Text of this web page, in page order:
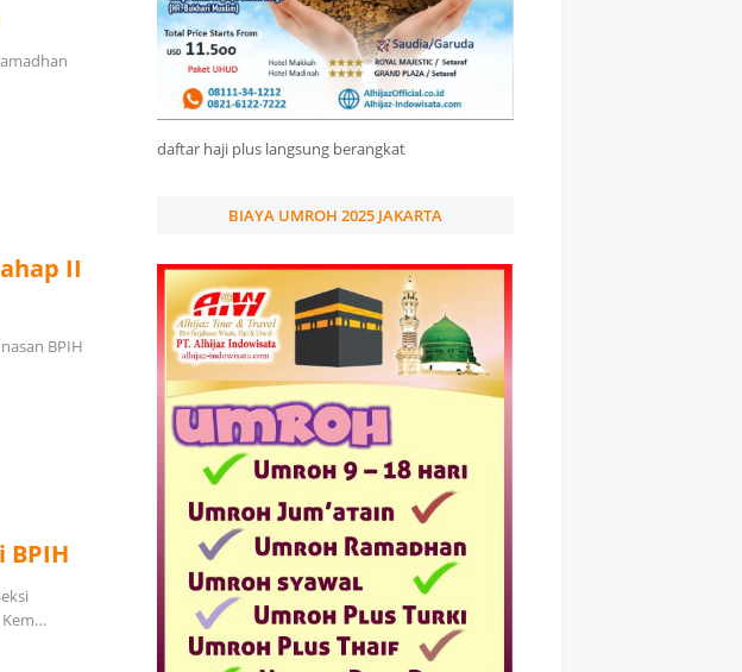
II
BPIH
BPIH
Kem…
daftar haji plus langsung berangkat
BIAYA UMROH 2025 JAKARTA